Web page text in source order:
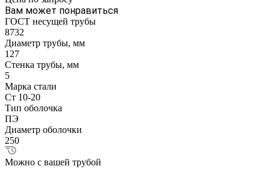
Вам может понравиться
ГОСТ несущей трубы
8732
Диаметр трубы, мм
127
Стенка трубы, мм
5
Марка стали
Ст 10-20
Тип оболочка
ПЭ
Диаметр оболочки
250
Можно с вашей трубой